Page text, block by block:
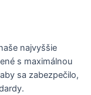
najvyššie
s maximálnou
sa zabezpečilo,